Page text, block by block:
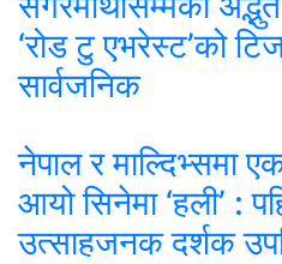
‘रोड टु एभरेस्ट’को
सार्वजनिक
नेपाल र माल्दिभ्समा
आयो सिनेमा ‘हली’ :
उत्साहजनक दर्शक